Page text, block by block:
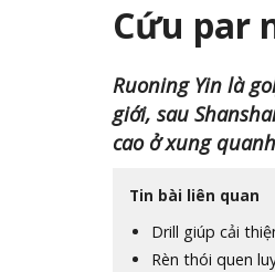
Cứu par
Ruoning Yin là
giới, sau
cao ở xung
Tin bài liên quan
Drill giúp cải
Rèn thói quen